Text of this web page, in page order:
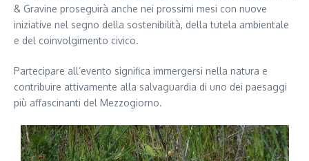
& Gravine proseguirà anche nei prossimi mesi con nuove
iniziative nel segno della sostenibilità, della tutela ambientale
e del coinvolgimento civico.
Partecipare all’evento significa immergersi nella natura e
contribuire attivamente alla salvaguardia di uno dei paesaggi
più affascinanti del Mezzogiorno.